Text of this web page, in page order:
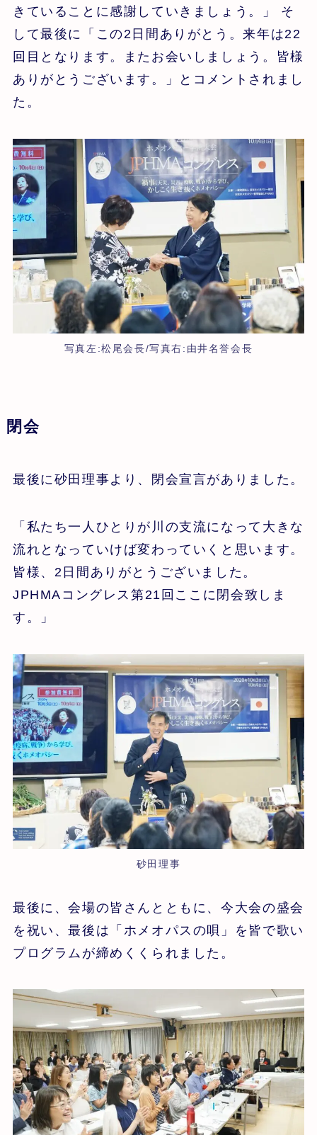
きていることに感謝していきましょう。」 そ
して最後に「この2日間ありがとう。来年は22
回目となります。またお会いしましょう。皆様
ありがとうございます。」とコメントされまし
た。
写真左:松尾会長/写真右:由井名誉会長
閉会
最後に砂田理事より、閉会宣言がありました。
「私たち一人ひとりが川の支流になって大きな
流れとなっていけば変わっていくと思います。
皆様、2日間ありがとうございました。
JPHMAコングレス第21回ここに閉会致しま
す。」
砂田理事
最後に、会場の皆さんとともに、今大会の盛会
を祝い、最後は「ホメオパスの唄」を皆で歌い
プログラムが締めくくられました。